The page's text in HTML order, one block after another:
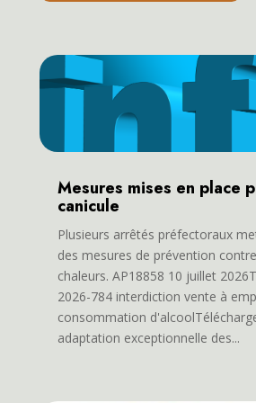
Mesures mises en place
canicule
Plusieurs arrêtés préfectoraux
des mesures de prévention
chaleurs. AP18858 10 juillet
2026-784 interdiction vente à
consommation
adaptation exceptionnelle des...